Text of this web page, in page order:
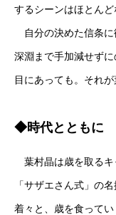
するシーンはほとんど
自分の決めた信条に
深淵まで手加減せず
目にあっても。それが
◆時代とともに
葉村晶は歳を取るキ
「サザエさん式」の
着々と、歳を食って